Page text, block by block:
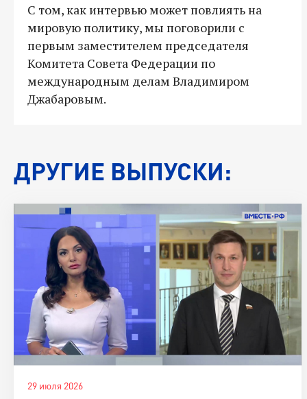
С том, как интервью может повлиять на
мировую политику, мы поговорили с
первым заместителем председателя
Комитета Совета Федерации по
международным делам Владимиром
Джабаровым.
ДРУГИЕ ВЫПУСКИ:
29 июля 2026